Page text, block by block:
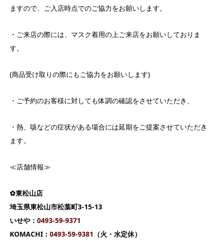
ますので、ご入店時点でのご協力をお願いします。
・ご来店の際には、マスク着用の上ご来店をお願いしておりま
す。
(商品受け取りの際にもご協力をお願いします)
・ご予約のお客様に対しても体調の確認をさせていただき、
・熱、咳などの症状がある場合には延期をご提案させていただき
ます。
≪店舗情報≫
✿東松山店
埼玉県東松山市松葉町3-15-13
いせや： 0493-59-9371
KOMACHI： 0493-59-9381 （火・水定休）